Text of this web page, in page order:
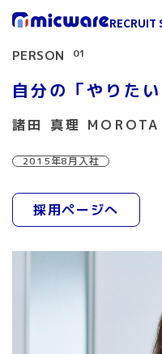
RECRUIT
PERSON 01
自分の「やりた
諸田 真理
2015年8月入社
採用ページへ